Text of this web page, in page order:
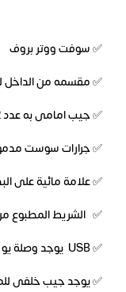
✅ سوفت ووتر بروف
✅ مقسمه من الداخل
✅ جيب امامى به عدد 2 جيبوب حرارية للبيرونه.
✅ جرارات سوست
✅ علامة مائية على
✅ الشريط المطبوع
✅ USB يوجد وصلة يو اس بي لشحن الموبايل
✅ يوجد جيب خلفى